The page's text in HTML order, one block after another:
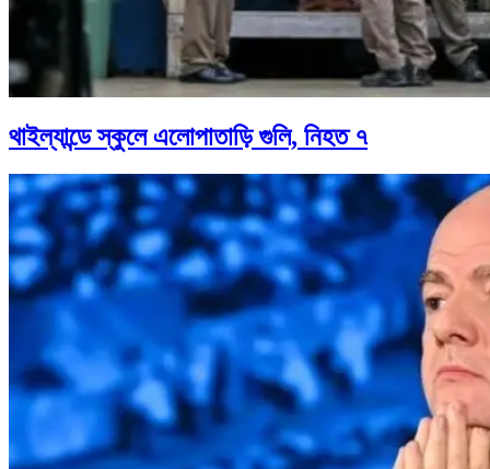
থাইল্যান্ডে স্কুলে এলোপাতাড়ি গুলি, নিহত ৭